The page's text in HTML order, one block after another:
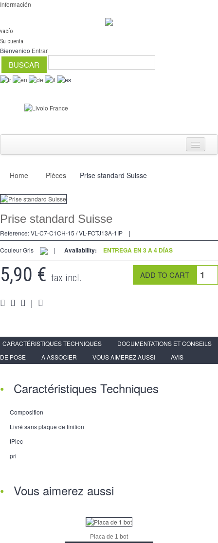
Información
vacío
Su cuenta
Bienvenido Entrar
Interruptores
regulador
2 Ways
accesorios
Espace PRO
Home Pièces Prise standard Suisse
Prise standard Suisse
Reference:VL-C7-C1CH-15 / VL-FCTJ13A-1IP |
Couleur Gris | Availability: ENTREGA EN 3 A 4 DÍAS
5,90 € tax incl.
|
CARACTÉRISTIQUES TECHNIQUES
DOCUMENTATIONS ET CONSEILS
DE POSE
A ASSOCIER VOUS AIMEREZ AUSSI AVIS
Caractéristiques Techniques
Composition
Livré sans plaque de finition
tPiec
pri
Vous aimerez aussi
Placa de 1 bot